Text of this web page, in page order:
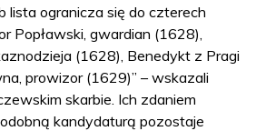
lista ogranicza się do czterech
Popławski, gwardian (1628),
(1628), Benedykt z Pragi
prowizor (1629)” – wskazali
skarbie. Ich zdaniem
kandydaturą pozostaje